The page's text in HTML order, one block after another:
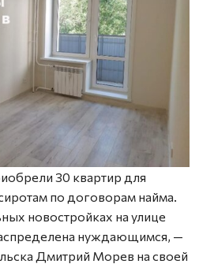
30 квартир для
по договорам найма.
новостройках на улице
нуждающимся, —
Дмитрий Морев на своей